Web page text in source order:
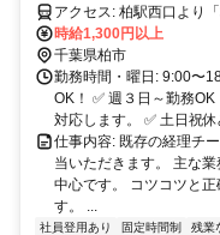
アクセス: 柏駅西口より「柏の葉キャンパス」行きバス乗車、「松ヶ
崎」バス停下車徒歩10分
時給1,300円以上
千葉県柏市
勤務時間・曜日: 9:00〜
OK！ ✅ 週３日～勤務
対応します。 ✅ 土日祝
仕事内容: 既存の経理チ
当いただきます。 主な
中心です。 コツコツと
す。 ...
社員登用あり 固定時間制 残業